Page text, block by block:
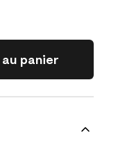
panier